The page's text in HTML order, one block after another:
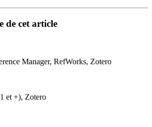
de cet article
Manager, RefWorks, Zotero
et +), Zotero